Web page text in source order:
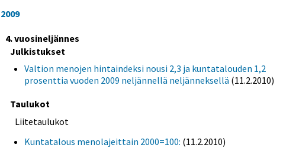
2009
4. vuosineljännes
Julkistukset
Valtion menojen hintaindeksi nousi 2,3 ja kuntatalouden 1,2
prosenttia vuoden 2009 neljännellä neljänneksellä (11.2.2010)
Taulukot
Liitetaulukot
Kuntatalous menolajeittain 2000=100: (11.2.2010)